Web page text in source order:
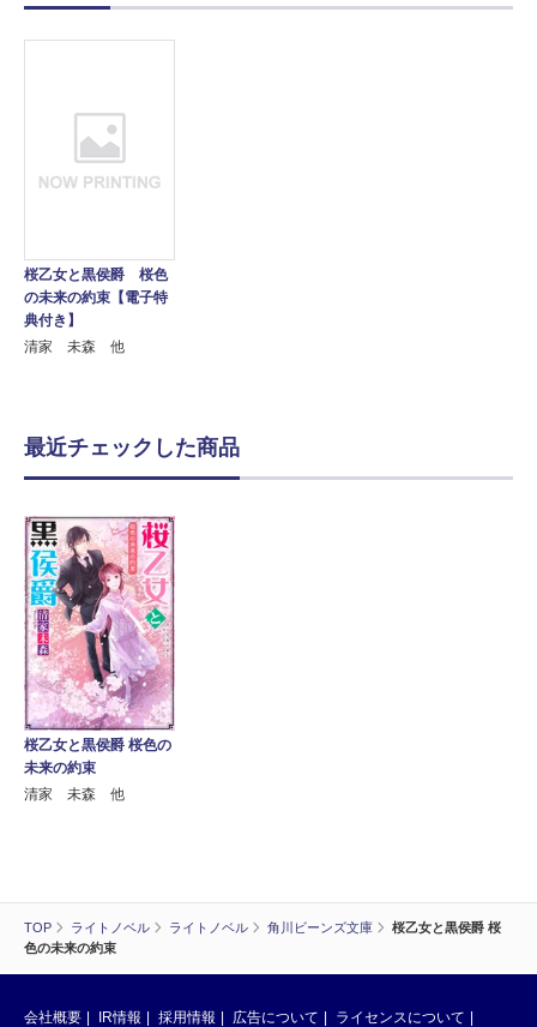
TOP ライトノベル ライトノベル 角川ビーンズ文庫
桜乙女と黒侯爵 桜
色の未来の約束
桜乙女と黒侯爵 桜色
の未来の約束【電子特
典付き】
清家 未森 他
最近チェックした商品
桜乙女と黒侯爵 桜色の
未来の約束
清家 未森 他
会社概要 IR情報 採用情報 広告について ライセンスについて